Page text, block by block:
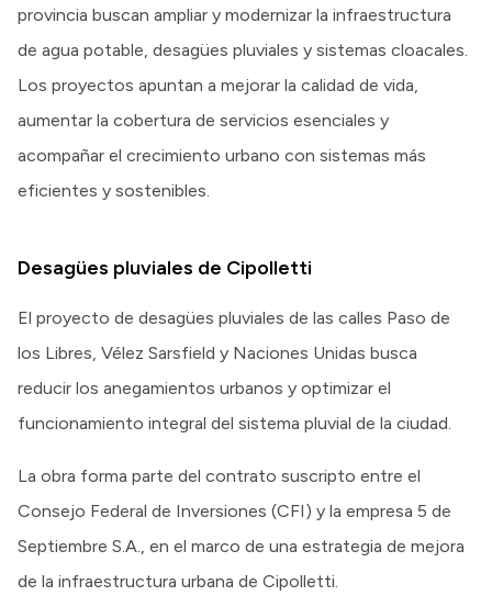
provincia buscan ampliar y modernizar la infraestructura
de agua potable, desagües pluviales y sistemas cloacales.
Los proyectos apuntan a mejorar la calidad de vida,
aumentar la cobertura de servicios esenciales y
acompañar el crecimiento urbano con sistemas más
eficientes y sostenibles.
Desagües pluviales de Cipolletti
El proyecto de desagües pluviales de las calles Paso de
los Libres, Vélez Sarsfield y Naciones Unidas busca
reducir los anegamientos urbanos y optimizar el
funcionamiento integral del sistema pluvial de la ciudad.
La obra forma parte del contrato suscripto entre el
Consejo Federal de Inversiones (CFI) y la empresa 5 de
Septiembre S.A., en el marco de una estrategia de mejora
de la infraestructura urbana de Cipolletti.